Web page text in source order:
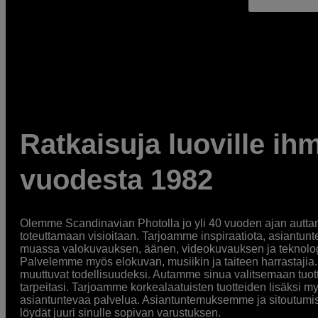
Ratkaisuja luoville
vuodesta 1982
Olemme Scandinavian Photolla jo yli 40 vuoden ajan
toteuttamaan visioitaan. Tarjoamme inspiraatiota,
muassa valokuvauksen, äänen, videokuvauksen ja
Palvelemme myös elokuvan, musiikin ja taiteen
muuttuvat todellisuudeksi. Autamme sinua valitsemaan
tarpeitasi. Tarjoamme korkealaatuisten tuotteiden lisäksi
asiantuntevaa palvelua. Asiantuntemuksemme ja
löydät juuri sinulle sopivan varustuksen.